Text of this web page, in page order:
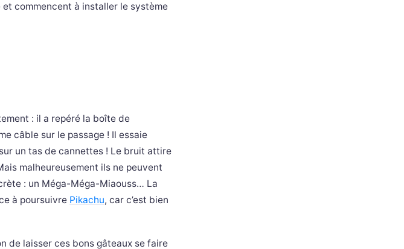
commencent à installer le système
: il a repéré la boîte de
câble sur le passage ! Il essaie
un tas de cannettes ! Le bruit attire
malheureusement ils ne peuvent
: un Méga-Méga-Miaouss… La
à poursuivre Pikachu, car c’est bien
de laisser ces bons gâteaux se faire